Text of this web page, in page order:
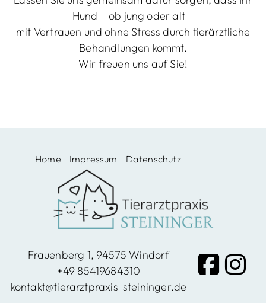
Hund – ob jung oder alt –
mit Vertrauen und ohne Stress durch tierärztliche
Behandlungen kommt.
Wir freuen uns auf Sie!
Home Impressum Datenschutz
Frauenberg 1, 94575 Windorf
+49 85419684310
kontakt@tierarztpraxis-steininger.de